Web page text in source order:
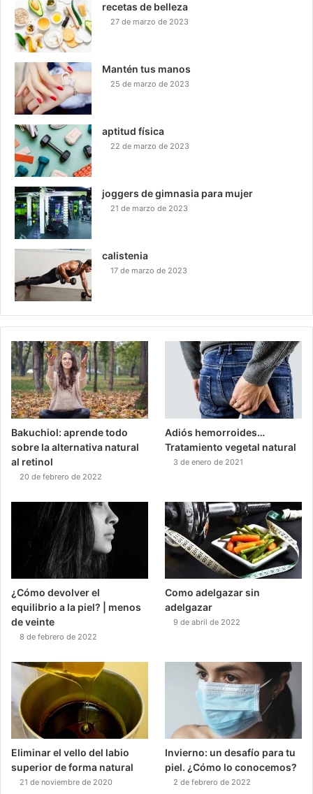
recetas de belleza
27 de marzo de 2023
Mantén tus manos
25 de marzo de 2023
aptitud física
22 de marzo de 2023
joggers de gimnasia para mujer
21 de marzo de 2023
calistenia
17 de marzo de 2023
Bakuchiol: aprende todo
sobre la alternativa natural
al retinol
20 de febrero de 2022
Adiós hemorroides…
Tratamiento vegetal natural
3 de enero de 2021
¿Cómo devolver el
equilibrio a la piel? | menos
de veinte
8 de febrero de 2022
Como adelgazar sin
adelgazar
9 de abril de 2022
Eliminar el vello del labio
superior de forma natural
21 de noviembre de 2020
Invierno: un desafío para tu
piel. ¿Cómo lo conocemos?
2 de febrero de 2022